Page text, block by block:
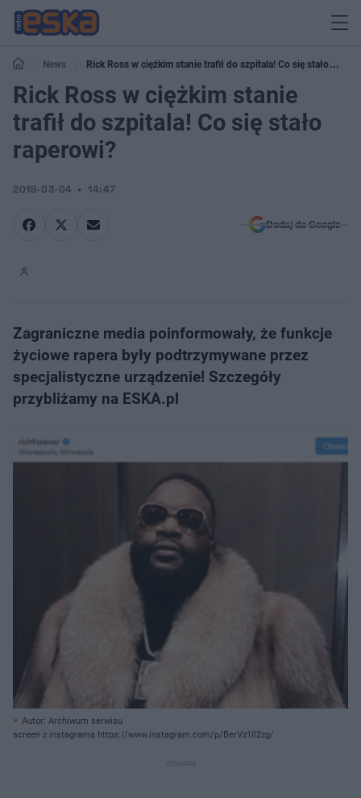
News
Rick Ross w ciężkim stanie trafił do szpitala! Co się stało
raperowi?
Rick Ross w ciężkim stanie
trafił do szpitala! Co się stało
raperowi?
2018-03-04 14:47
Dodaj do Google
Zagraniczne media poinformowały, że funkcje
życiowe rapera były podtrzymywane przez
specjalistyczne urządzenie! Szczegóły
przybliżamy na ESKA.pl
Autor: Archiwum serwisu
screen z instagrama https://www.instagram.com/p/BerVz1Il2zg/